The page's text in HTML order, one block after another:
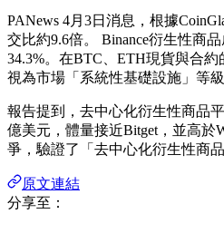
PANews 4月3日消息，根據
交比約9.6倍。 Binance衍生性商
34.3%。在BTC、ETH現貨與合
視為市場「系統性基礎設施」等級
報告提到，去中心化衍生性商品
億美元，體量接近Bitget，並高於
爭，驗證了「去中心化衍生性商
原文連結
分享至：